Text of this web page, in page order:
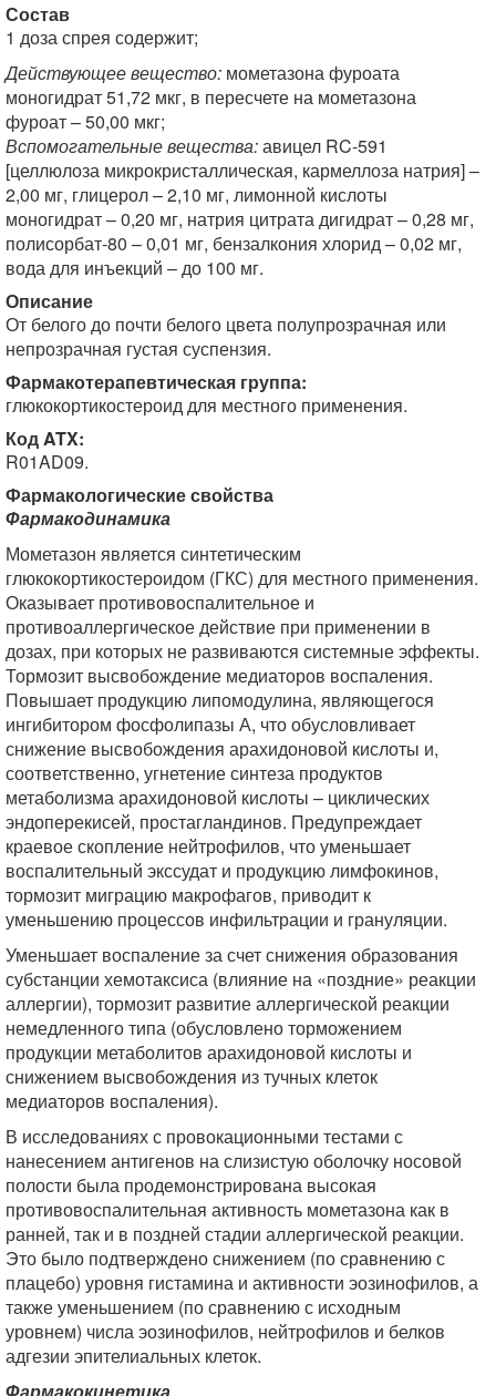
Состав
1 доза спрея содержит;
Действующее вещество: мометазона фуроата
моногидрат 51,72 мкг, в пересчете на мометазона
фуроат – 50,00 мкг;
Вспомогательные вещества:авицел RC-591
[целлюлоза микрокристаллическая, кармеллоза натрия] –
2,00 мг, глицерол – 2,10 мг, лимонной кислоты
моногидрат – 0,20 мг, натрия цитрата дигидрат – 0,28 мг,
полисорбат-80 – 0,01 мг, бензалкония хлорид – 0,02 мг,
вода для инъекций – до 100 мг.
Описание
От белого до почти белого цвета полупрозрачная или
непрозрачная густая суспензия.
Фармакотерапевтическая группа:
глюкокортикостероид для местного применения.
Код ATX:
R01AD09.
Фармакологические свойства
Фармакодинамика
Мометазон является синтетическим
глюкокортикостероидом (ГКС) для местного применения.
Оказывает противовоспалительное и
противоаллергическое действие при применении в
дозах, при которых не развиваются системные эффекты.
Тормозит высвобождение медиаторов воспаления.
Повышает продукцию липомодулина, являющегося
ингибитором фосфолипазы А, что обусловливает
снижение высвобождения арахидоновой кислоты и,
соответственно, угнетение синтеза продуктов
метаболизма арахидоновой кислоты – циклических
эндоперекисей, простагландинов. Предупреждает
краевое скопление нейтрофилов, что уменьшает
воспалительный экссудат и продукцию лимфокинов,
тормозит миграцию макрофагов, приводит к
уменьшению процессов инфильтрации и грануляции.
Уменьшает воспаление за счет снижения образования
субстанции хемотаксиса (влияние на «поздние» реакции
аллергии), тормозит развитие аллергической реакции
немедленного типа (обусловлено торможением
продукции метаболитов арахидоновой кислоты и
снижением высвобождения из тучных клеток
медиаторов воспаления).
В исследованиях с провокационными тестами с
нанесением антигенов на слизистую оболочку носовой
полости была продемонстрирована высокая
противовоспалительная активность мометазона как в
ранней, так и в поздней стадии аллергической реакции.
Это было подтверждено снижением (по сравнению с
плацебо) уровня гистамина и активности эозинофилов, а
также уменьшением (по сравнению с исходным
уровнем) числа эозинофилов, нейтрофилов и белков
адгезии эпителиальных клеток.